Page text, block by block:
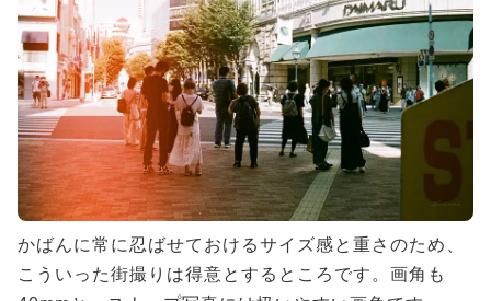
かばんに常に忍ばせておけるサイズ感と重さのため、
こういった街撮りは得意とするところです。画角も